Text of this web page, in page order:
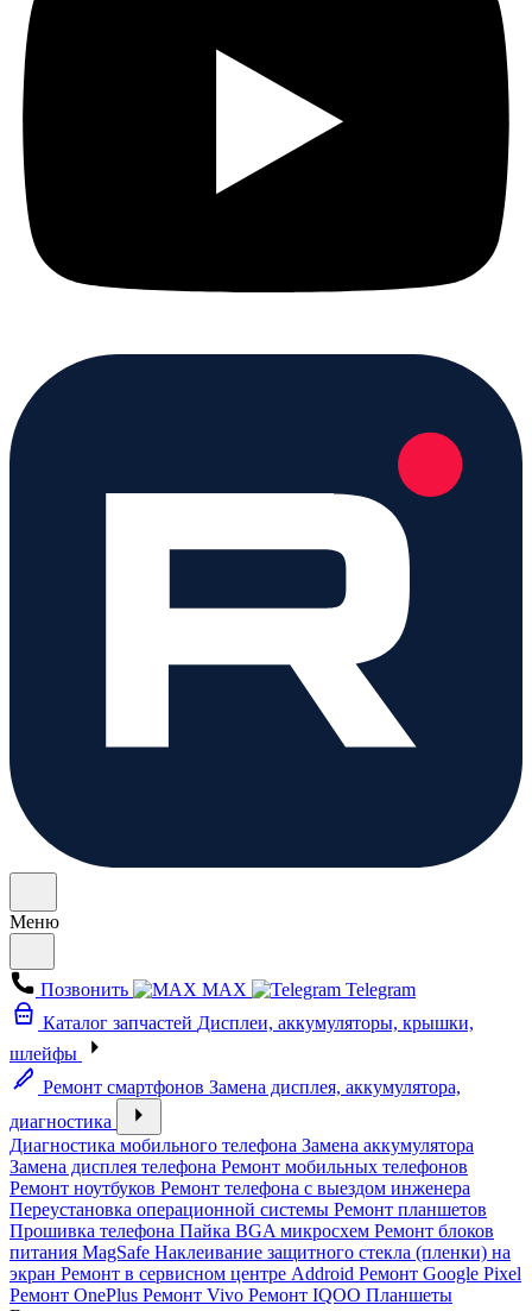
Меню
Позвонить MAX
Telegram
Каталог запчастей Дисплеи, аккумуляторы, крышки,
шлейфы
Ремонт смартфонов Замена дисплея, аккумулятора,
диагностика
Диагностика мобильного телефона Замена аккумулятора
Замена дисплея телефона Ремонт мобильных телефонов
Ремонт ноутбуков Ремонт телефона с выездом инженера
Переустановка операционной системы Ремонт планшетов
Прошивка телефона Пайка BGA микросхем Ремонт блоков
питания MagSafe Наклеивание защитного стекла (пленки) на
экран Ремонт в сервисном центре Addroid Ремонт Google Pixel
Ремонт OnePlus Ремонт Vivo Ремонт IQOO Планшеты